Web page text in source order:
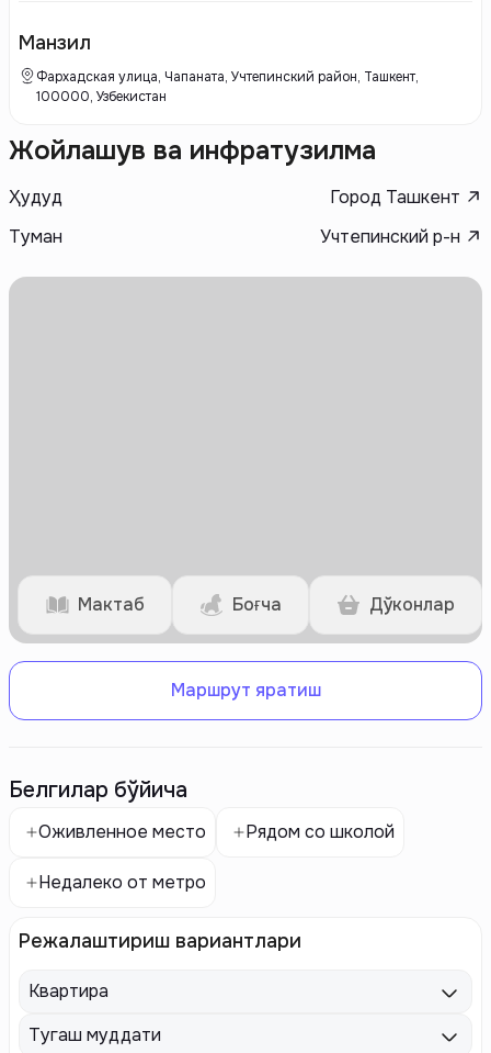
соответствующие актуальным требованиям рынка.
Манзил
Фархадская улица, Чапаната, Учтепинский район, Ташкент,
100000, Узбекистан
Жойлашув ва инфратузилма
Ҳудуд
Город Ташкент
Туман
Учтепинский р-н
Мактаб Боғча Дўконлар
Маршрут яратиш
Белгилар бўйича
Оживленное место Рядом со школой
Недалеко от метро
Режалаштириш вариантлари
Квартира
Тугаш муддати